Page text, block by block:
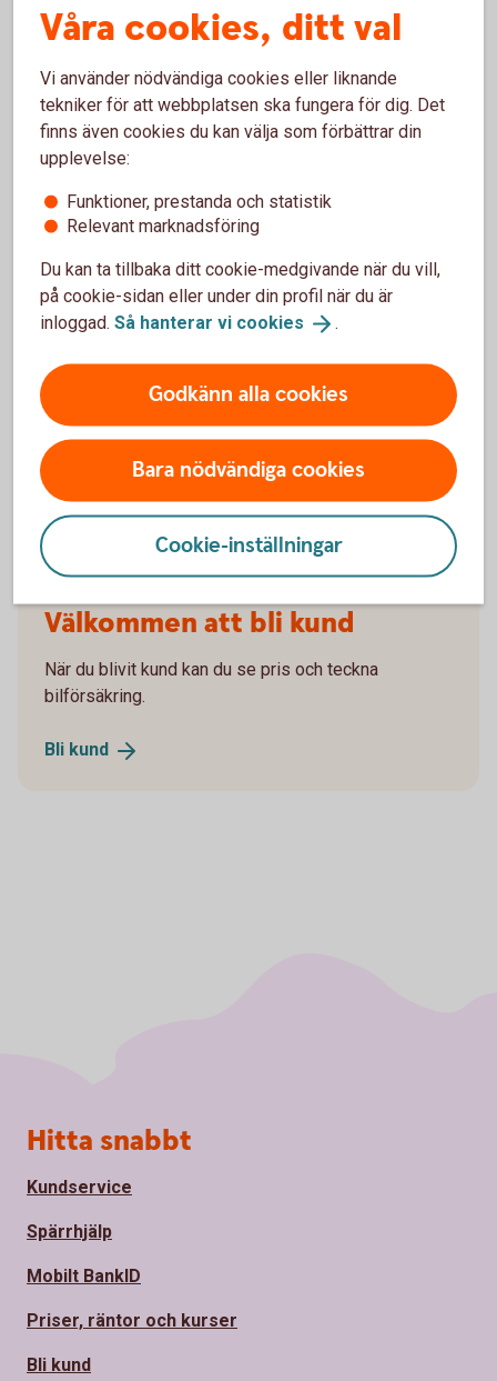
Vanliga frågor om att försäkra
Trafik, hel och halv – vad är det för skillnad på
försäkringarna?
När slutar den tidigare ägarens försäkring att
gälla?
Om man övningskör och olyckan är framme,
täcker bilförsäkringen då?
Gäller bilförsäkringen utanför Sverige?
Täcker försäkringen viltolyckor?
Välkommen att bli kund
När du blivit kund kan du se pris och teckna
bilförsäkring.
Bli kund
Våra cookies, ditt val
Vi använder nödvändiga cookies eller liknande
tekniker för att webbplatsen ska fungera för dig. Det
finns även cookies du kan välja som förbättrar din
upplevelse:
Funktioner, prestanda och statistik
Relevant marknadsföring
Du kan ta tillbaka ditt cookie-medgivande när du vill,
på cookie-sidan eller under din profil när du är
inloggad. Så hanterar vi cookies .
Godkänn alla cookies
Bara nödvändiga cookies
Cookie-inställningar
Sidfot
Hitta snabbt
Kundservice
Spärrhjälp
Mobilt BankID
Priser, räntor och kurser
Bli kund